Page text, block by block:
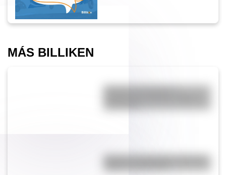
MÁS BILLIKEN
Bandera de República
Bandera de Nicaragua: historia,
origen y significado